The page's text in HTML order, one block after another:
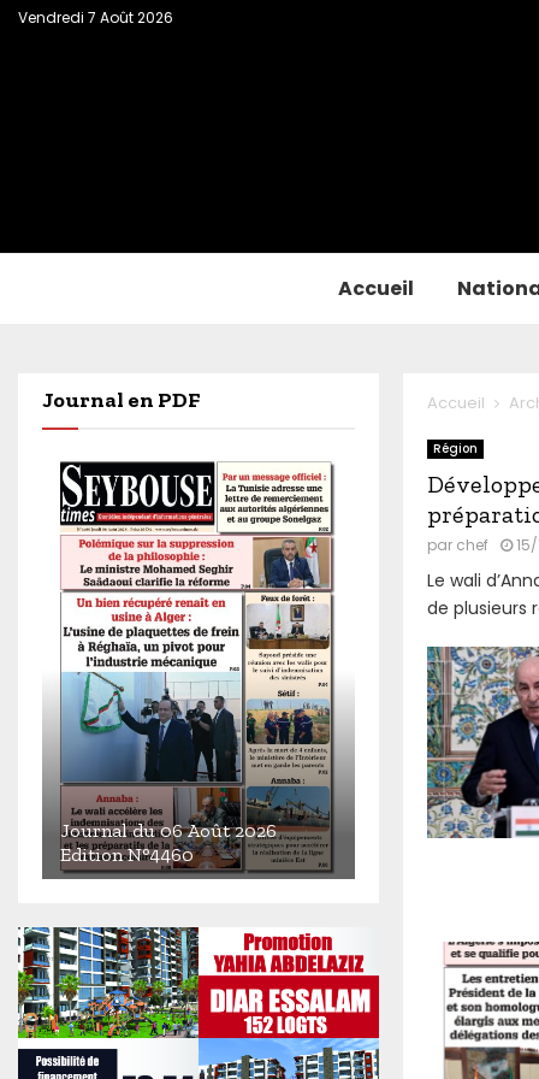
Vendredi 7 Août 2026
Accueil
Accueil
Région
par chef
Le wali
de plusieurs
Journal en PDF
u
r
n
a
l
d
Journal du 06 Août 2026
Edition N°4460